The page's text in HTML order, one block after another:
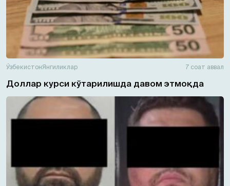
ЎзбекистонЯнгиликлар 7 соат аввал
Доллар курси кўтарилишда давом этмоқда